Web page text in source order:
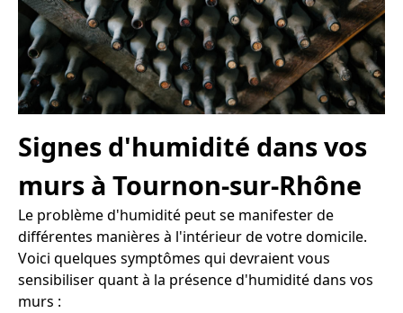
Signes d'humidité dans vos
murs à Tournon-sur-Rhône
Le problème d'humidité peut se manifester de
différentes manières à l'intérieur de votre domicile.
Voici quelques symptômes qui devraient vous
sensibiliser quant à la présence d'humidité dans vos
murs :